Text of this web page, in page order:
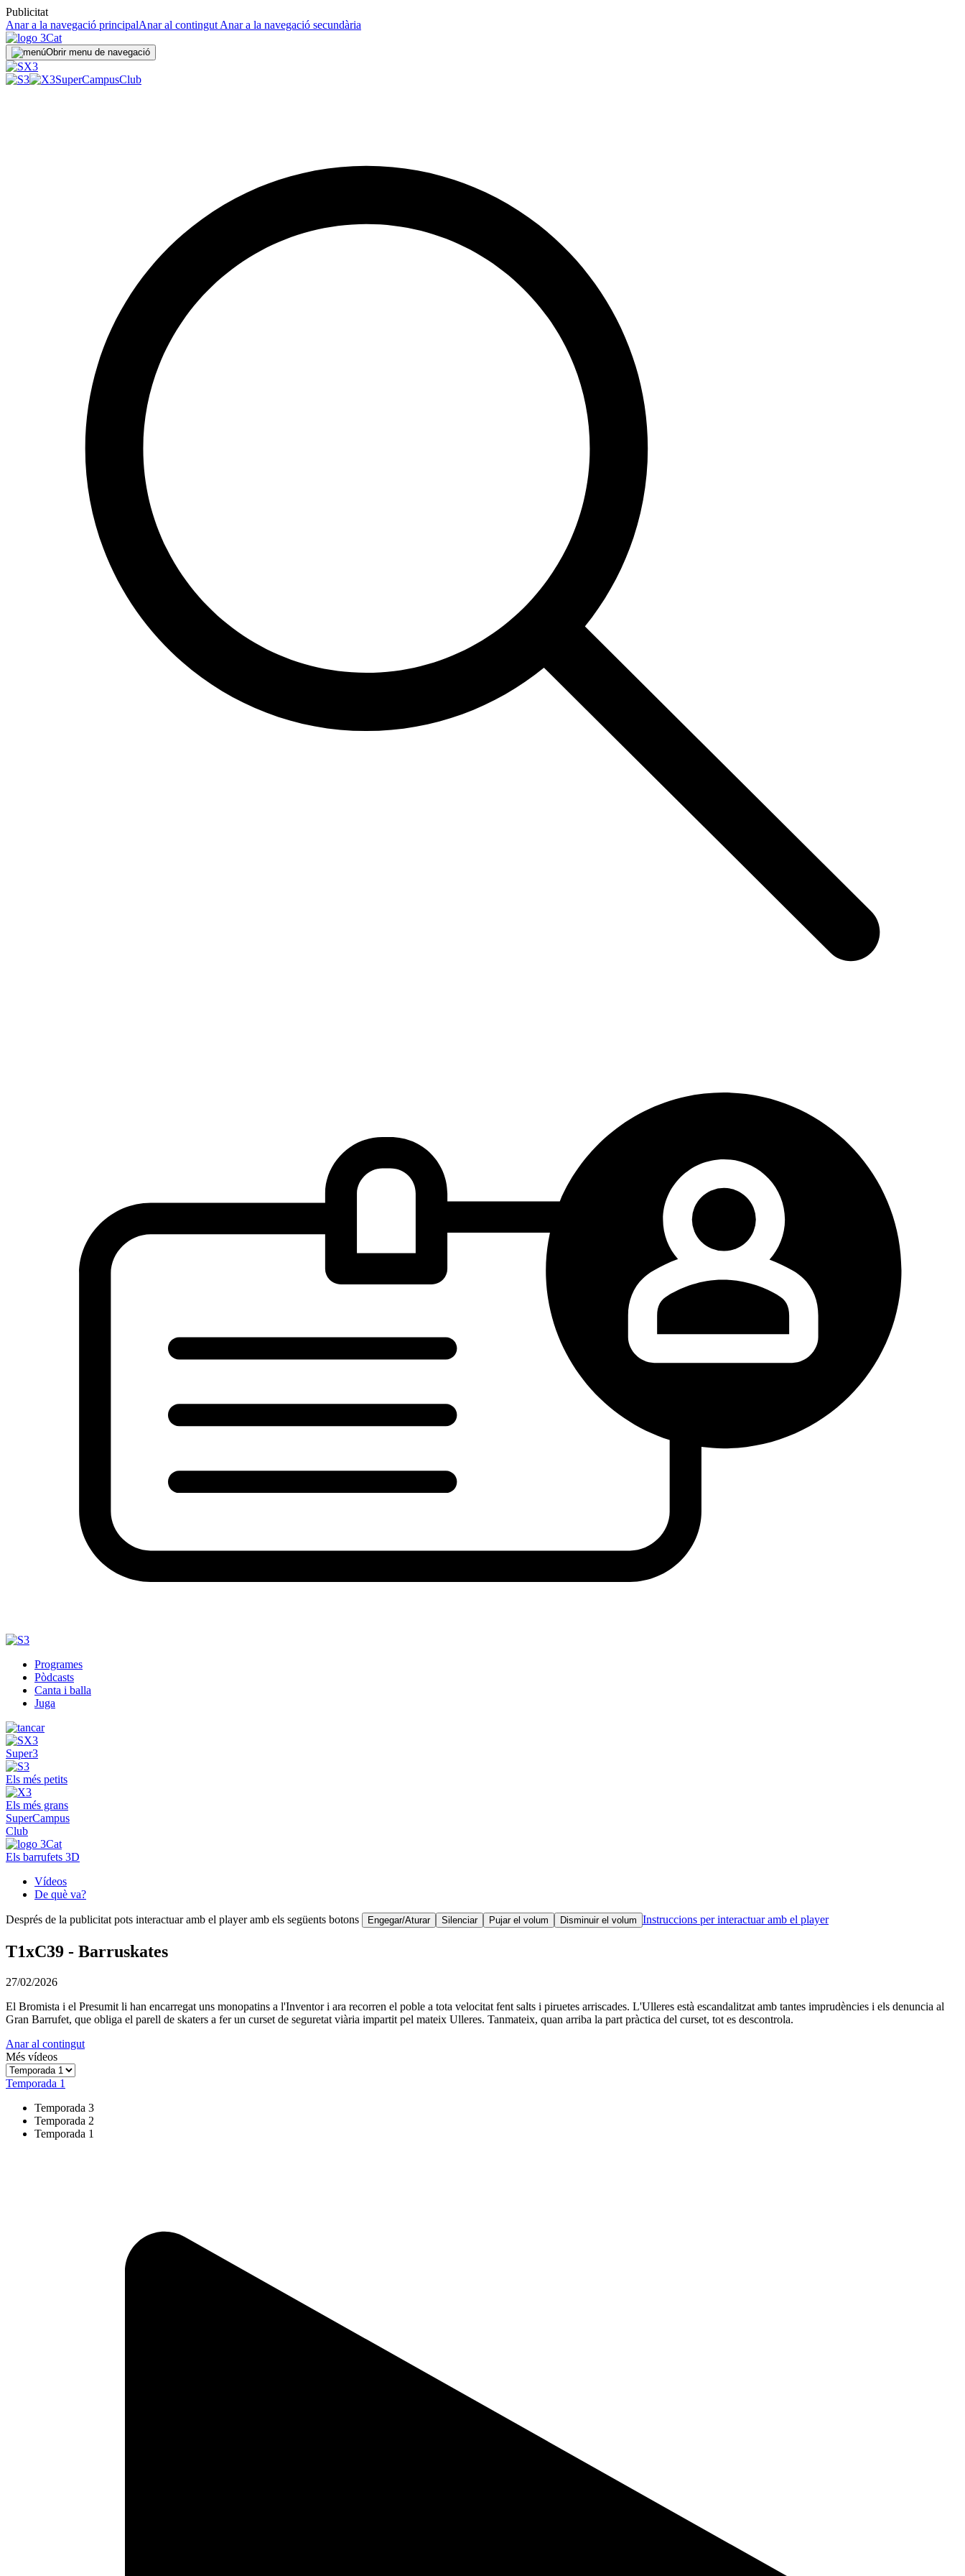
Publicitat
Anar a la navegació principalAnar al contingut Anar a la navegació secundària
Obrir menu de navegació
SuperCampusClub
Programes
Pòdcasts
Canta i balla
Juga
Super3
Els més petits
Els més grans
SuperCampus
Club
Els barrufets 3D
Vídeos
De què va?
Després de la publicitat pots interactuar amb el player amb els següents botons Engegar/Aturar Silenciar Pujar el volum Disminuir el volum Instruccions per interactuar amb el player
T1xC39 - Barruskates
27/02/2026
El Bromista i el Presumit li han encarregat uns monopatins a l'Inventor i ara recorren el poble a tota velocitat fent salts i piruetes arriscades. L'Ulleres està escandalitzat amb tantes imprudències i els denuncia al
Gran Barrufet, que obliga el parell de skaters a fer un curset de seguretat viària impartit pel mateix Ulleres. Tanmateix, quan arriba la part pràctica del curset, tot es descontrola.
Anar al contingut
Més vídeos
Temporada 1
Temporada 3
Temporada 2
Temporada 1